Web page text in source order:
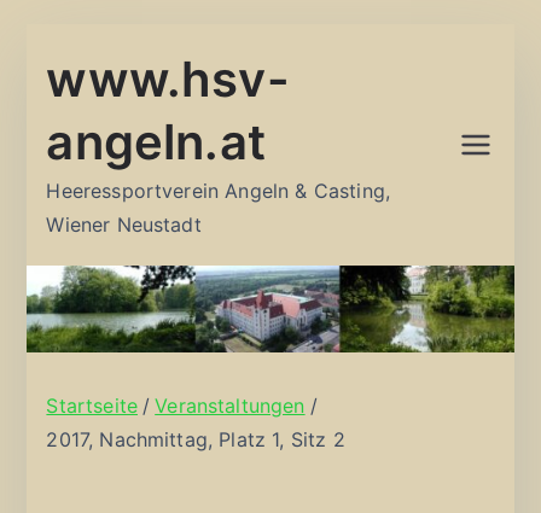
Inhalt
www.hsv-
angeln.at
Heeressportverein Angeln & Casting,
Wiener Neustadt
Startseite
Veranstaltungen
2017, Nachmittag, Platz 1, Sitz 2